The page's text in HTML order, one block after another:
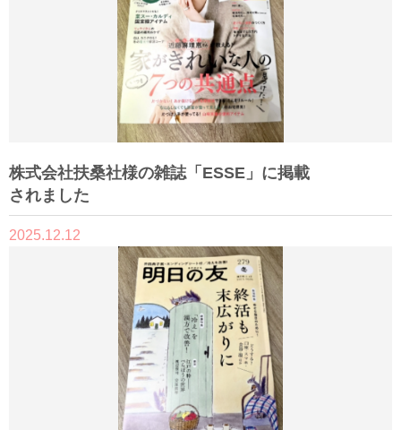
株式会社扶桑社様の雑誌「ESSE」に掲載
されました
2025.12.12